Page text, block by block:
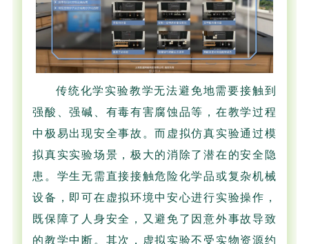
传统化学实验教学无法避免地需要接触到
强酸、强碱、有毒有害腐蚀品等，在教学过程
中极易出现安全事故。而虚拟仿真实验通过模
拟真实实验场景，极大的消除了潜在的安全隐
患。学生无需直接接触危险化学品或复杂机械
设备，即可在虚拟环境中安心进行实验操作，
既保障了人身安全，又避免了因意外事故导致
的教学中断。其次，虚拟实验不受实物资源约